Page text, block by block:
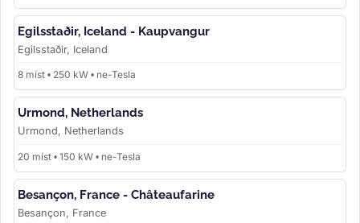
Egilsstaðir, Iceland - Kaupvangur
Egilsstaðir, Iceland
8 míst • 250 kW • ne-Tesla
Urmond, Netherlands
Urmond, Netherlands
20 míst • 150 kW • ne-Tesla
Besançon, France - Châteaufarine
Besançon, France